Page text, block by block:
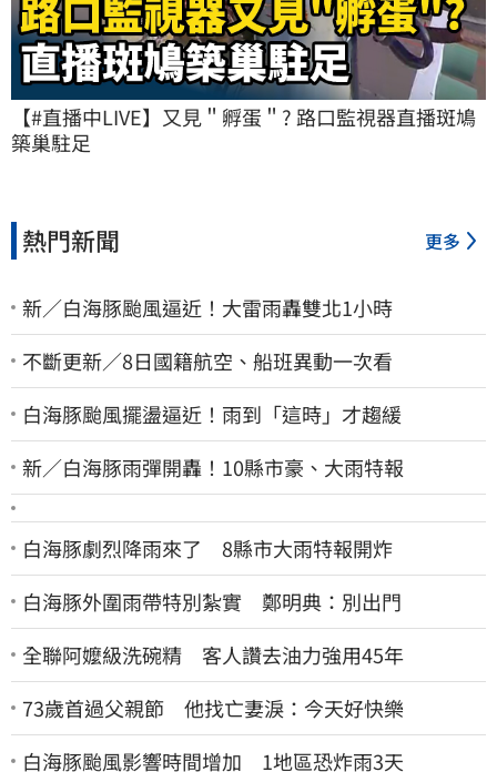
【#直播中LIVE】又見＂孵蛋＂? 路口監視器直播斑鳩
築巢駐足
熱門新聞 更多
新／白海豚颱風逼近！大雷雨轟雙北1小時
不斷更新／8日國籍航空、船班異動一次看
白海豚颱風擺盪逼近！雨到「這時」才趨緩
新／白海豚雨彈開轟！10縣市豪、大雨特報
白海豚劇烈降雨來了 8縣市大雨特報開炸
白海豚外圍雨帶特別紮實 鄭明典：別出門
全聯阿嬤級洗碗精 客人讚去油力強用45年
73歲首過父親節 他找亡妻淚：今天好快樂
白海豚颱風影響時間增加 1地區恐炸雨3天